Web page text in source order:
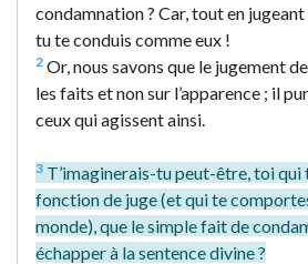
condamnation ? Car, tout en jugeant
tu te conduis comme eux !
2 Or, nous savons que le jugement
les faits et non sur l’apparence ; il
ceux qui agissent ainsi.
3 T’imaginerais-tu peut-être, toi qui
fonction de juge (et qui te
monde), que le simple fait de
échapper à la sentence divine ?